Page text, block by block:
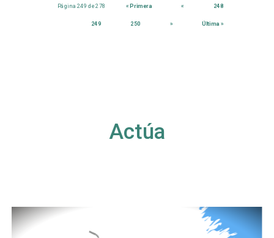
Página 249 de 278 « Primera « 248
249 250 » Última »
Actúa